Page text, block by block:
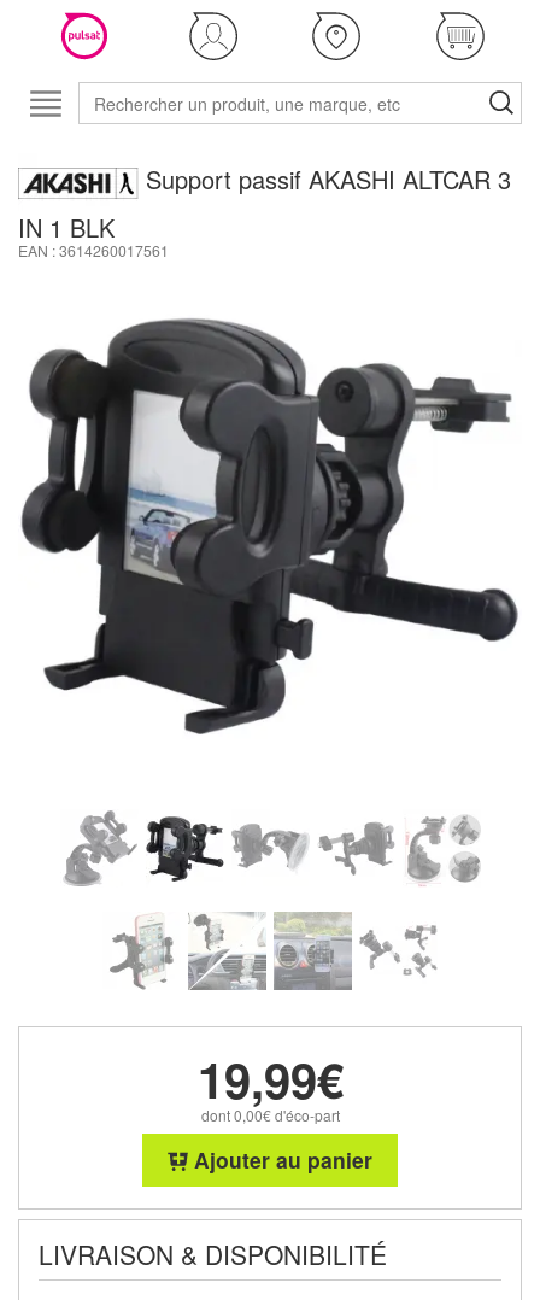
Support passif AKASHI ALTCAR 3
IN 1 BLK
EAN : 3614260017561
19,99€
dont 0,00€ d'éco-part
Ajouter au panier
LIVRAISON & DISPONIBILITÉ